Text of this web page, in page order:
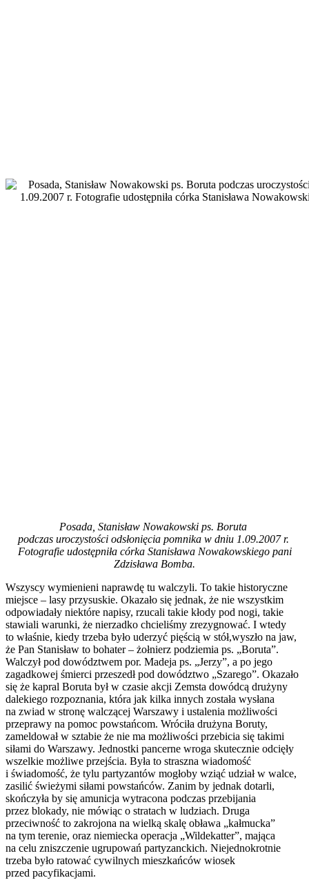
Posada, Stanisław Nowakowski ps. Boruta
podczas uroczystości odsłonięcia pomnika w dniu 1.09.2007 r.
Fotografie udostępniła córka Stanisława Nowakowskiego pani
Zdzisława Bomba.
Wszyscy wymienieni naprawdę tu walczyli. To takie historyczne
miejsce – lasy przysuskie. Okazało się jednak, że nie wszystkim
odpowiadały niektóre napisy, rzucali takie kłody pod nogi, takie
stawiali warunki, że nierzadko chcieliśmy zrezygnować. I wtedy
to właśnie, kiedy trzeba było uderzyć pięścią w stół,wyszło na jaw,
że Pan Stanisław to bohater – żołnierz podziemia ps. „Boruta”.
Walczył pod dowództwem por. Madeja ps. „Jerzy”, a po jego
zagadkowej śmierci przeszedł pod dowództwo „Szarego”. Okazało
się że kapral Boruta był w czasie akcji Zemsta dowódcą drużyny
dalekiego rozpoznania, która jak kilka innych została wysłana
na zwiad w stronę walczącej Warszawy i ustalenia możliwości
przeprawy na pomoc powstańcom. Wróciła drużyna Boruty,
zameldował w sztabie że nie ma możliwości przebicia się takimi
siłami do Warszawy. Jednostki pancerne wroga skutecznie odcięły
wszelkie możliwe przejścia. Była to straszna wiadomość
i świadomość, że tylu partyzantów mogłoby wziąć udział w walce,
zasilić świeżymi siłami powstańców. Zanim by jednak dotarli,
skończyła by się amunicja wytracona podczas przebijania
przez blokady, nie mówiąc o stratach w ludziach. Druga
przeciwność to zakrojona na wielką skalę obława „kałmucka”
na tym terenie, oraz niemiecka operacja „Wildekatter”, mająca
na celu zniszczenie ugrupowań partyzanckich. Niejednokrotnie
trzeba było ratować cywilnych mieszkańców wiosek
przed pacyfikacjami.